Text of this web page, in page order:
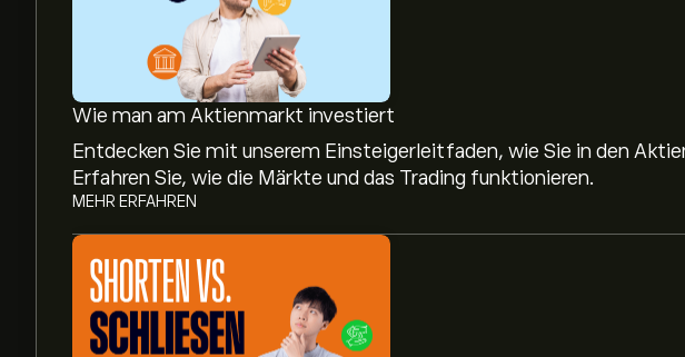
Wie man am Aktienmarkt investiert
Entdecken Sie mit unserem Einsteigerleitfaden, wie Sie in den
Erfahren Sie, wie die Märkte und das Trading funktionieren.
MEHR ERFAHREN
Aktueller HRB Aktienkurs liegt bei 45.88‎$‎.